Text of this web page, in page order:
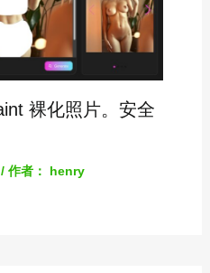
裸化照片。安全
作者： henry